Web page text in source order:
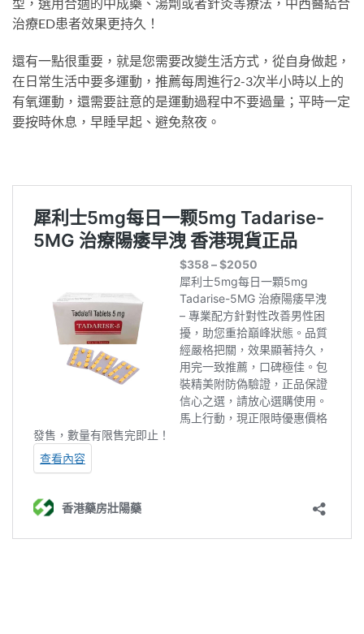
治療ED患者效果更持久！
還有一點很重要，就是您需要改變生活方式，從自身做起，
在日常生活中要多運動，推薦每周進行2-3次半小時以上的
有氧運動，還需要註意的是運動過程中不要過量；平時一定
要按時休息，早睡早起、避免熬夜。